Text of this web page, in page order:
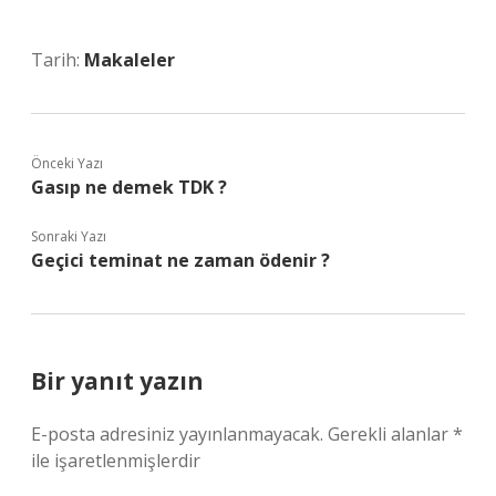
Tarih: Makaleler
Önceki Yazı
Gasıp ne demek TDK ?
Sonraki Yazı
Geçici teminat ne zaman ödenir ?
Bir yanıt yazın
E-posta adresiniz yayınlanmayacak. Gerekli alanlar*
ile işaretlenmişlerdir